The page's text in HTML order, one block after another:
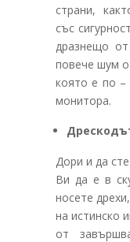
страни,
със
дразнещо
повече шум
която е по –
монитора.
Дори и да
Ви да е в
носете
на истинско
от